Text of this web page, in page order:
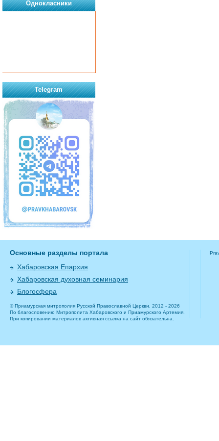
Однокласники
Telegram
Основные разделы портала
Хабаровская Епархия
Хабаровская духовная семинария
Блогосфера
© Приамурская митрополия Русской Православной Церкви, 2012 - 2026
По благословению Митрополита Хабаровского и Приамурского Артемия.
При копировании материалов активная ссылка на сайт обязательна.